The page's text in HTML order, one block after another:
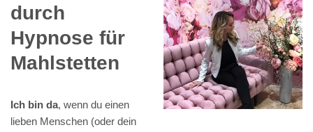
durch
Hypnose für
Mahlstetten
Ich bin da, wenn du einen
lieben Menschen (oder dein